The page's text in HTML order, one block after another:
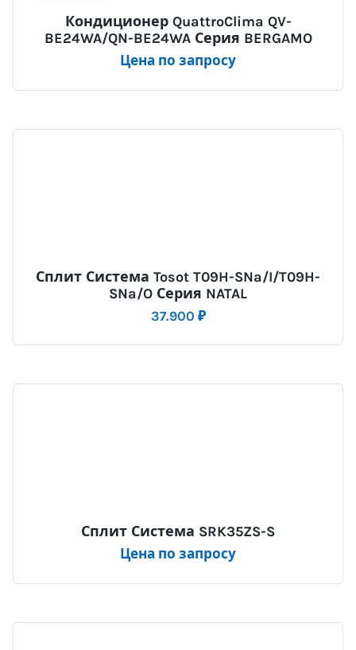
Кондиционер QuattroClima QV-
BE24WA/QN-BE24WA Серия BERGAMO
Цена по запросу
Сплит Система Tosot T09H-SNa/I/T09H-
SNa/O Серия NATAL
37.900 ₽
Сплит Система SRK35ZS-S
Цена по запросу